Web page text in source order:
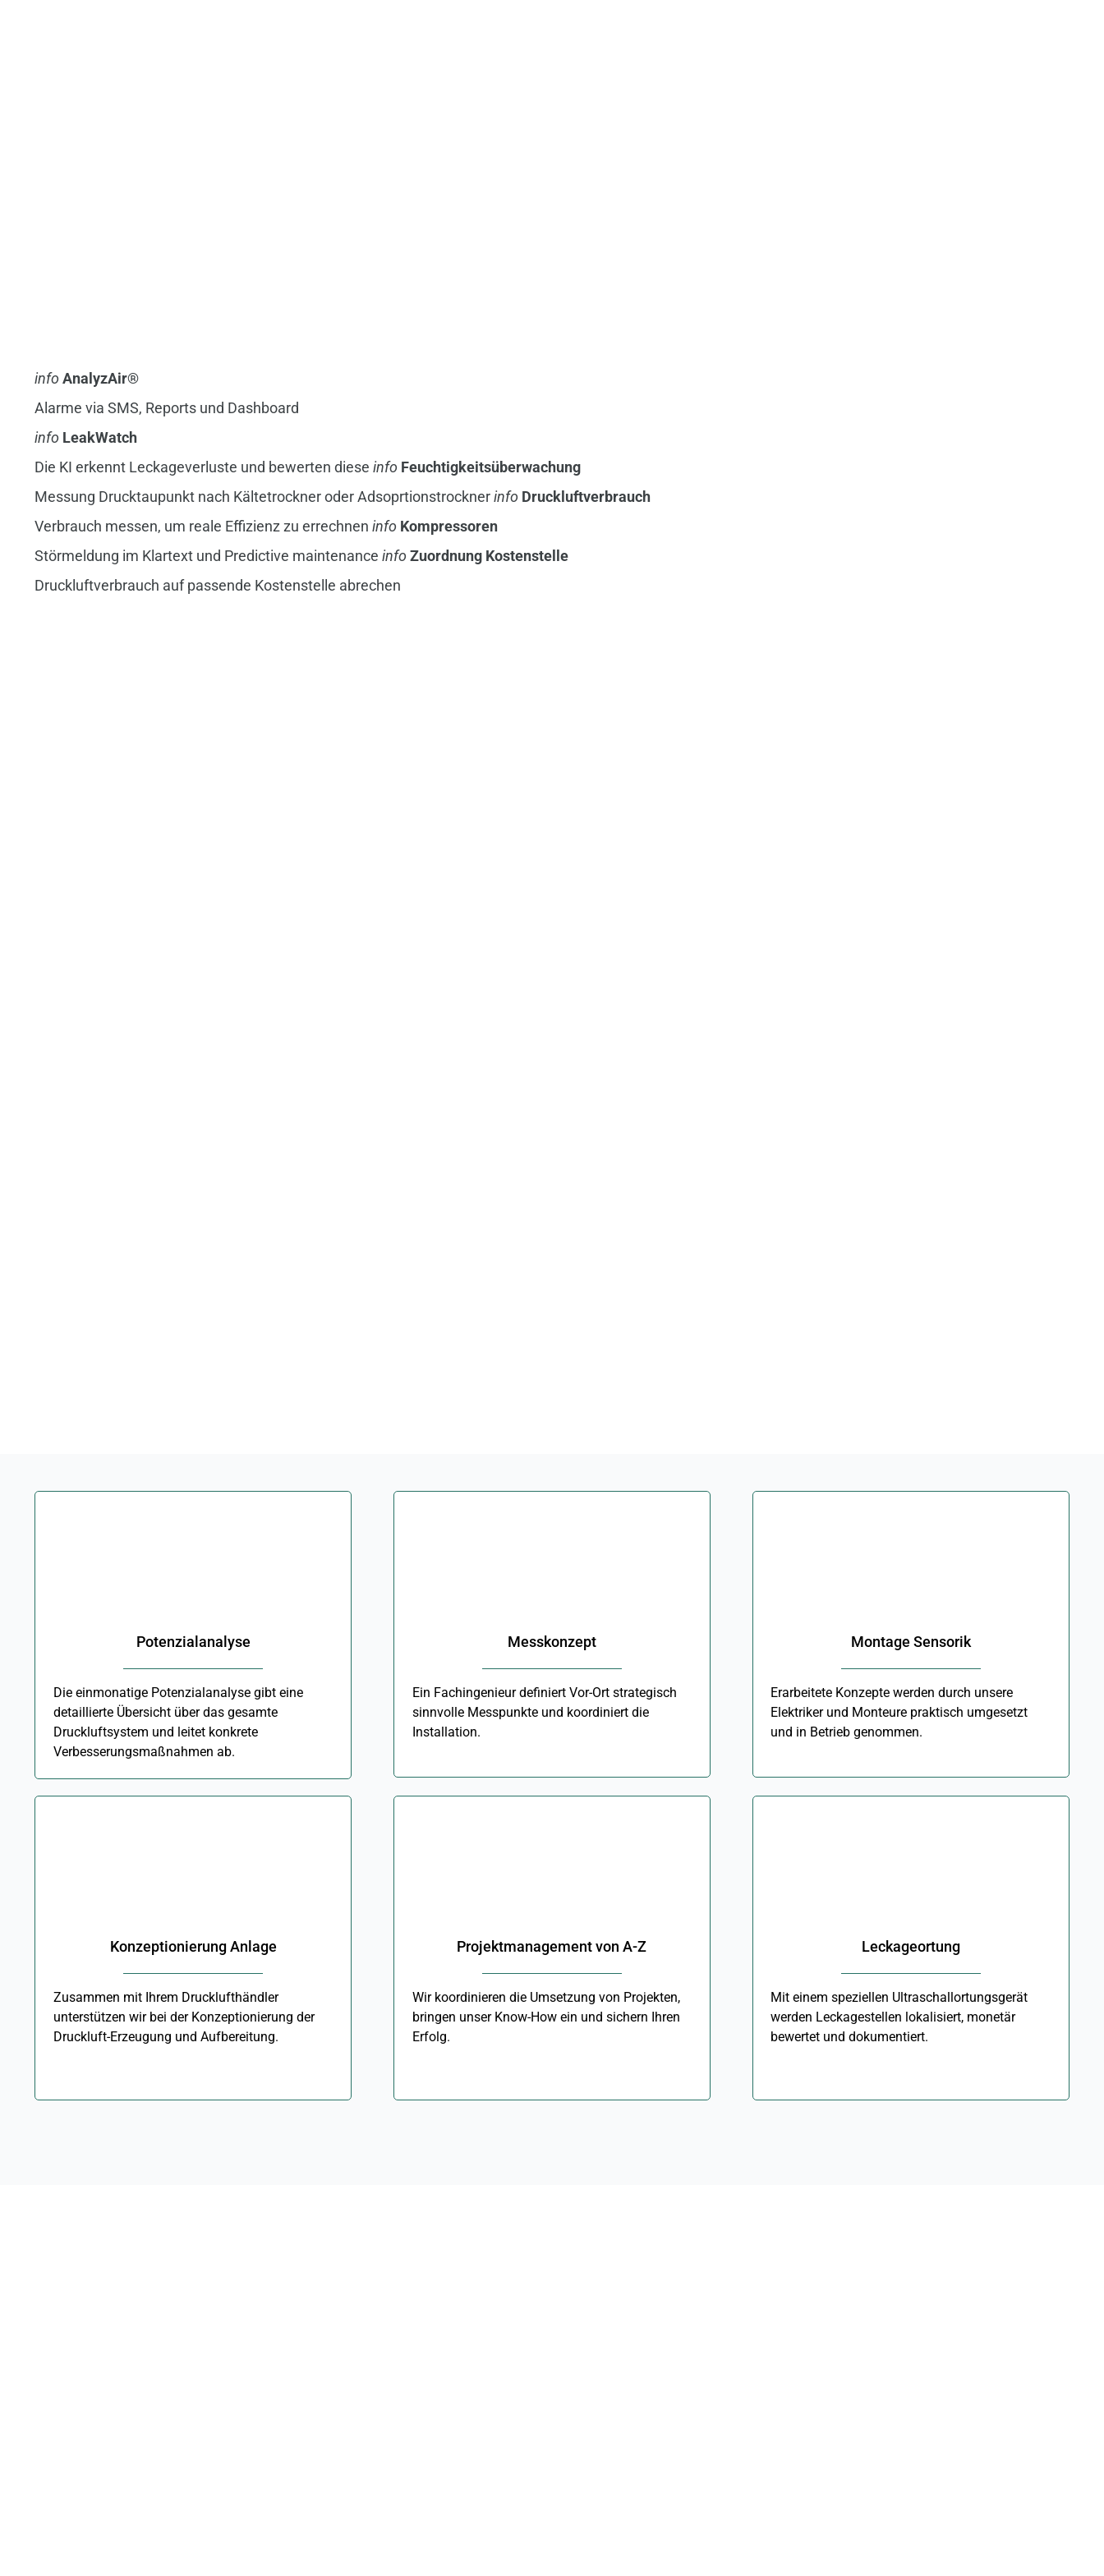
info AnalyzAir®
Alarme via SMS, Reports und Dashboard
info LeakWatch
Die KI erkennt Leckageverluste und bewerten diese info Feuchtigkeitsüberwachung
Messung Drucktaupunkt nach Kältetrockner oder Adsoprtionstrocknerinfo Druckluftverbrauch
Verbrauch messen, um reale Effizienz zu errechnen info Kompressoren
Störmeldung im Klartext und Predictive maintenance info Zuordnung Kostenstelle
Druckluftverbrauch auf passende Kostenstelle abrechen
Potenzialanalyse
Die einmonatige Potenzialanalyse gibt eine
detaillierte Übersicht über das gesamte
Druckluftsystem und leitet konkrete
Verbesserungsmaßnahmen ab.
Messkonzept
Ein Fachingenieur definiert Vor-Ort strategisch
sinnvolle Messpunkte und koordiniert die
Installation.
Montage Sensorik
Erarbeitete Konzepte werden durch unsere
Elektriker und Monteure praktisch umgesetzt
und in Betrieb genommen.
Konzeptionierung Anlage
Zusammen mit Ihrem Drucklufthändler
unterstützen wir bei der Konzeptionierung der
Druckluft-Erzeugung und Aufbereitung.
Projektmanagement von A-Z
Wir koordinieren die Umsetzung von Projekten,
bringen unser Know-How ein und sichern Ihren
Erfolg.
Leckageortung
Mit einem speziellen Ultraschallortungsgerät
werden Leckagestellen lokalisiert, monetär
bewertet und dokumentiert.